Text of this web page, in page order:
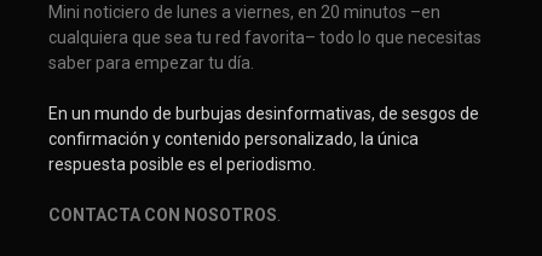
Mini noticiero de lunes a viernes, en 20 minutos –en
cualquiera que sea tu red favorita– todo lo que necesitas
saber para empezar tu día.
En un mundo de burbujas desinformativas, de sesgos de
confirmación y contenido personalizado, la única
respuesta posible es el periodismo.
CONTACTA CON NOSOTROS